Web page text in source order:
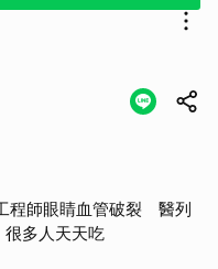
程師眼睛血管破裂 醫列
多人天天吃